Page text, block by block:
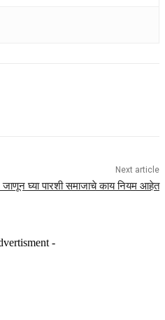
Next article
घ्या पारशी समाजाचे काय नियम आहेत
-